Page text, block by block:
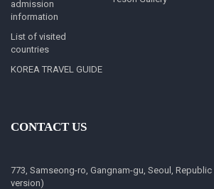
admission
information
List of visited
countries
KOREA TRAVEL GUIDE
CONTACT US
773, Samseong-ro, Gangnam-gu, Seoul,
version)